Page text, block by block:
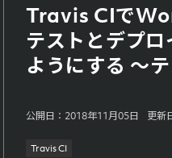
制
Travis CIで
テストとデプ
ようにする 〜
公開日：2018年11月05日 更新
Travis CI